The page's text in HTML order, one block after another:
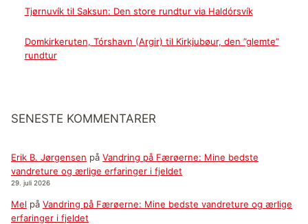
Tjørnuvík til Saksun: Den store rundtur via Haldórsvík
Domkirkeruten, Tórshavn (Argir) til Kirkjubøur, den ”glemte”
rundtur
SENESTE KOMMENTARER
Erik B. Jørgensen på Vandring på Færøerne: Mine bedste
vandreture og ærlige erfaringer i fjeldet
29. juli 2026
Mel på Vandring på Færøerne: Mine bedste vandreture og ærlige
erfaringer i fjeldet